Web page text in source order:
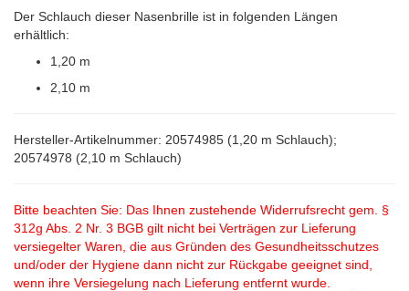
Der Schlauch dieser Nasenbrille ist in folgenden Längen
erhältlich:
1,20 m
2,10 m
Hersteller-Artikelnummer: 20574985 (1,20 m Schlauch);
20574978 (2,10 m Schlauch)
Bitte beachten Sie: Das Ihnen zustehende Widerrufsrecht gem. §
312g Abs. 2 Nr. 3 BGB gilt nicht bei Verträgen zur Lieferung
versiegelter Waren, die aus Gründen des Gesundheitsschutzes
und/oder der Hygiene dann nicht zur Rückgabe geeignet sind,
wenn ihre Versiegelung nach Lieferung entfernt wurde.